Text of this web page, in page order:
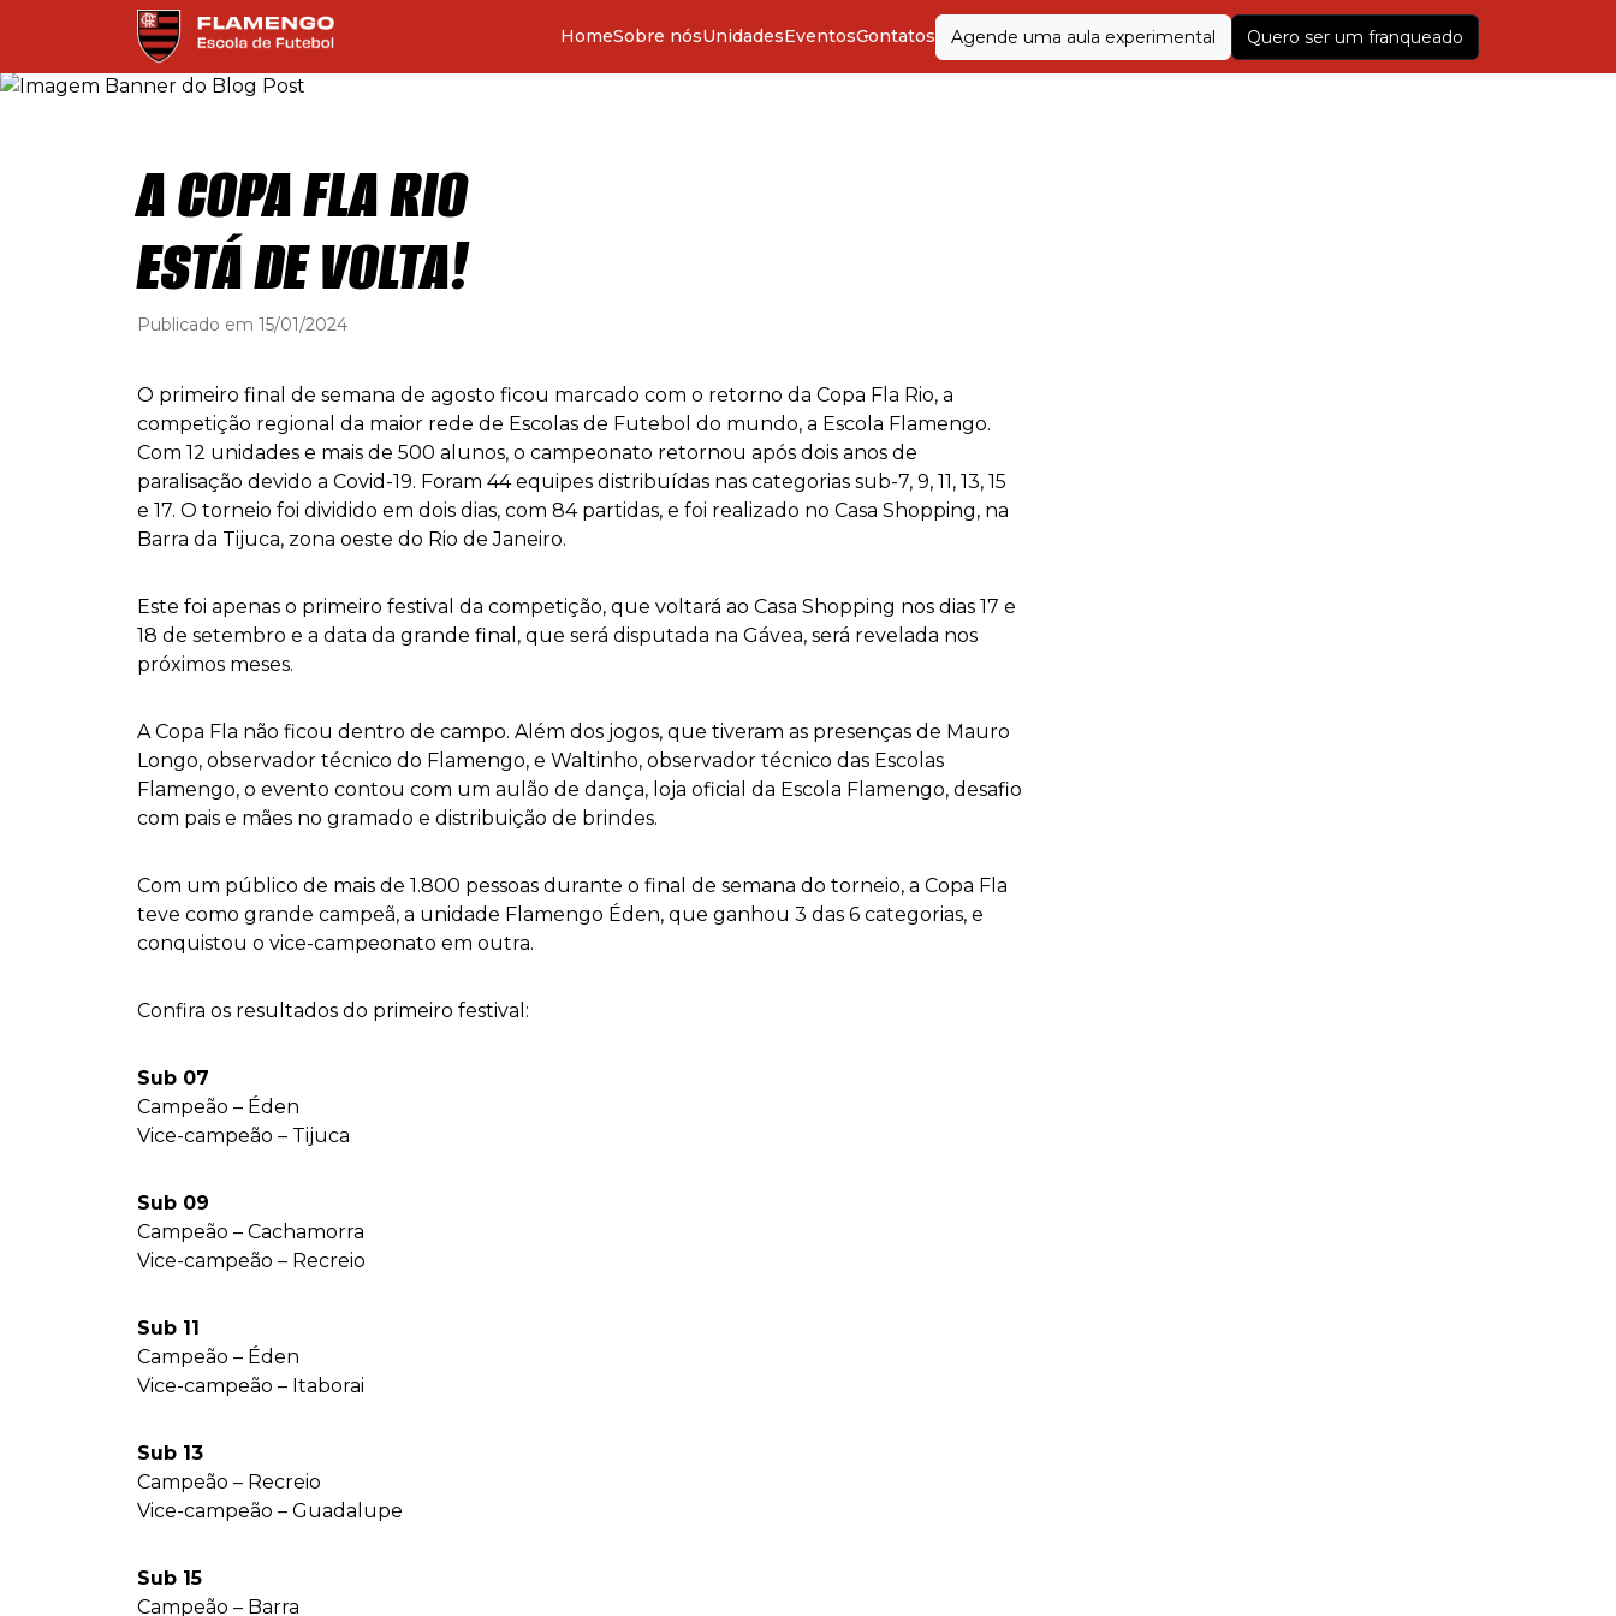
HomeSobre nósUnidadesEventosContatos Agende uma aula experimental Quero ser um franqueado
A COPA FLA RIO
ESTÁ DE VOLTA!
Publicado em 15/01/2024
O primeiro final de semana de agosto ficou marcado com o retorno da Copa Fla Rio, a
competição regional da maior rede de Escolas de Futebol do mundo, a Escola Flamengo.
Com 12 unidades e mais de 500 alunos, o campeonato retornou após dois anos de
paralisação devido a Covid-19. Foram 44 equipes distribuídas nas categorias sub-7, 9, 11, 13, 15
e 17. O torneio foi dividido em dois dias, com 84 partidas, e foi realizado no Casa Shopping, na
Barra da Tijuca, zona oeste do Rio de Janeiro.
Este foi apenas o primeiro festival da competição, que voltará ao Casa Shopping nos dias 17 e
18 de setembro e a data da grande final, que será disputada na Gávea, será revelada nos
próximos meses.
A Copa Fla não ficou dentro de campo. Além dos jogos, que tiveram as presenças de Mauro
Longo, observador técnico do Flamengo, e Waltinho, observador técnico das Escolas
Flamengo, o evento contou com um aulão de dança, loja oficial da Escola Flamengo, desafio
com pais e mães no gramado e distribuição de brindes.
Com um público de mais de 1.800 pessoas durante o final de semana do torneio, a Copa Fla
teve como grande campeã, a unidade Flamengo Éden, que ganhou 3 das 6 categorias, e
conquistou o vice-campeonato em outra.
Confira os resultados do primeiro festival:
Sub 07
Campeão – Éden
Vice-campeão – Tijuca
Sub 09
Campeão – Cachamorra
Vice-campeão – Recreio
Sub 11
Campeão – Éden
Vice-campeão – Itaborai
Sub 13
Campeão – Recreio
Vice-campeão – Guadalupe
Sub 15
Campeão – Barra